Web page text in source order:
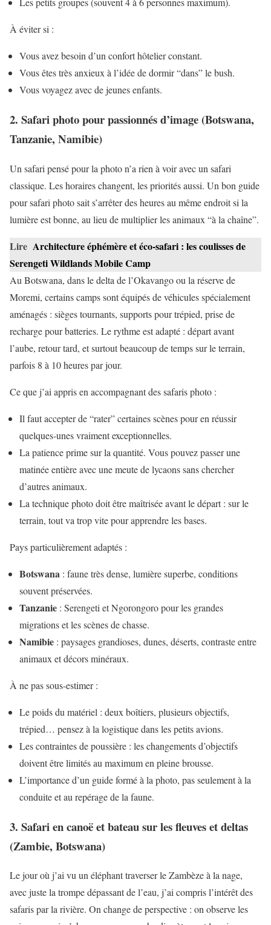
À éviter si :
Vous avez besoin d’un confort hôtelier constant.
Vous êtes très anxieux à l’idée de dormir “dans” le bush.
Vous voyagez avec de jeunes enfants.
2. Safari photo pour passionnés d’image (Botswana,
Tanzanie, Namibie)
Un safari pensé pour la photo n’a rien à voir avec un safari
classique. Les horaires changent, les priorités aussi. Un bon guide
pour safari photo sait s’arrêter des heures au même endroit si la
lumière est bonne, au lieu de multiplier les animaux “à la chaîne”.
Lire Architecture éphémère et éco-safari : les coulisses de
Serengeti Wildlands Mobile Camp
Au Botswana, dans le delta de l’Okavango ou la réserve de
Moremi, certains camps sont équipés de véhicules spécialement
aménagés : sièges tournants, supports pour trépied, prise de
recharge pour batteries. Le rythme est adapté : départ avant
l’aube, retour tard, et surtout beaucoup de temps sur le terrain,
parfois 8 à 10 heures par jour.
Ce que j’ai appris en accompagnant des safaris photo :
Il faut accepter de “rater” certaines scènes pour en réussir
quelques-unes vraiment exceptionnelles.
La patience prime sur la quantité. Vous pouvez passer une
matinée entière avec une meute de lycaons sans chercher
d’autres animaux.
La technique photo doit être maîtrisée avant le départ : sur le
terrain, tout va trop vite pour apprendre les bases.
Pays particulièrement adaptés :
Botswana : faune très dense, lumière superbe, conditions
souvent préservées.
Tanzanie : Serengeti et Ngorongoro pour les grandes
migrations et les scènes de chasse.
Namibie : paysages grandioses, dunes, déserts, contraste entre
animaux et décors minéraux.
À ne pas sous-estimer :
Le poids du matériel : deux boîtiers, plusieurs objectifs,
trépied… pensez à la logistique dans les petits avions.
Les contraintes de poussière : les changements d’objectifs
doivent être limités au maximum en pleine brousse.
L’importance d’un guide formé à la photo, pas seulement à la
conduite et au repérage de la faune.
3. Safari en canoë et bateau sur les fleuves et deltas
(Zambie, Botswana)
Le jour où j’ai vu un éléphant traverser le Zambèze à la nage,
avec juste la trompe dépassant de l’eau, j’ai compris l’intérêt des
safaris par la rivière. On change de perspective : on observe les